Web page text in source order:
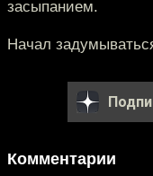
засыпанием.
Начал
Комментарии